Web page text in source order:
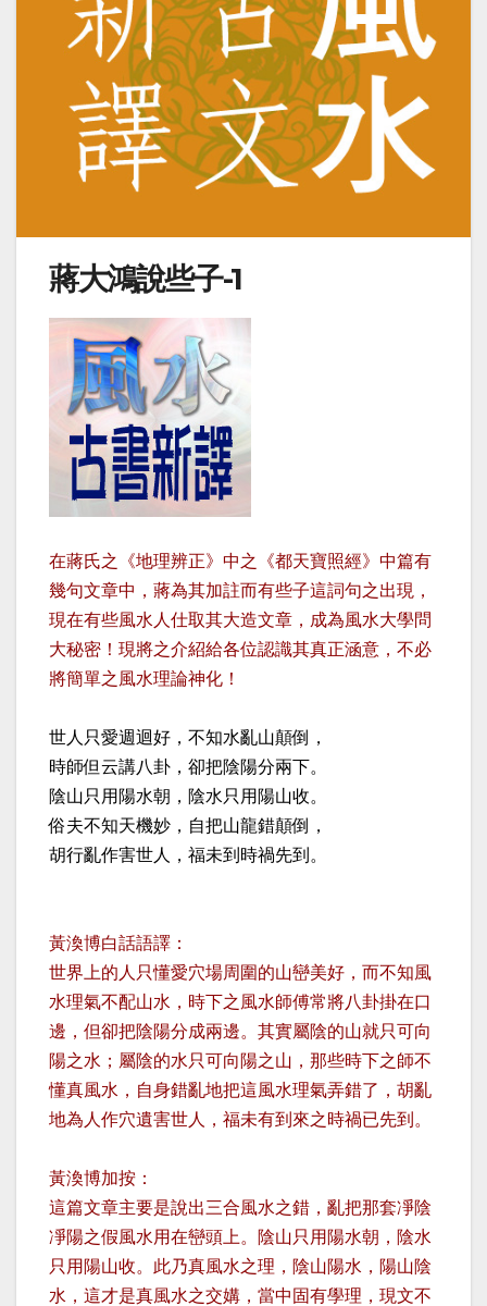
蔣大鴻說些子-1
在蔣氏之《地理辨正》中之《都天寶照經》中篇有
幾句文章中，蔣為其加註而有些子這詞句之出現，
現在有些風水人仕取其大造文章，成為風水大學問
大秘密！現將之介紹給各位認識其真正涵意，不必
將簡單之風水理論神化！
世人只愛週迴好，不知水亂山顛倒，
時師但云講八卦，卻把陰陽分兩下。
陰山只用陽水朝，陰水只用陽山收。
俗夫不知天機妙，自把山龍錯顛倒，
胡行亂作害世人，福未到時禍先到。
黃渙博白話語譯：
世界上的人只懂愛穴場周圍的山巒美好，而不知風
水理氣不配山水，時下之風水師傅常將八卦掛在口
邊，但卻把陰陽分成兩邊。其實屬陰的山就只可向
陽之水；屬陰的水只可向陽之山，那些時下之師不
懂真風水，自身錯亂地把這風水理氣弄錯了，胡亂
地為人作穴遺害世人，福未有到來之時禍已先到。
黃渙博加按：
這篇文章主要是說出三合風水之錯，亂把那套凈陰
凈陽之假風水用在巒頭上。陰山只用陽水朝，陰水
只用陽山收。此乃真風水之理，陰山陽水，陽山陰
水，這才是真風水之交媾，當中固有學理，現文不